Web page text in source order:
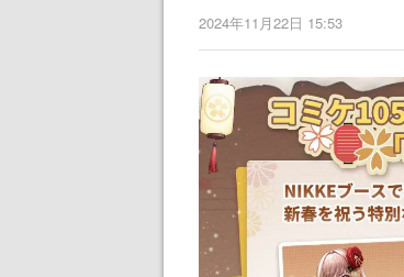
2024年11月22日 15:53